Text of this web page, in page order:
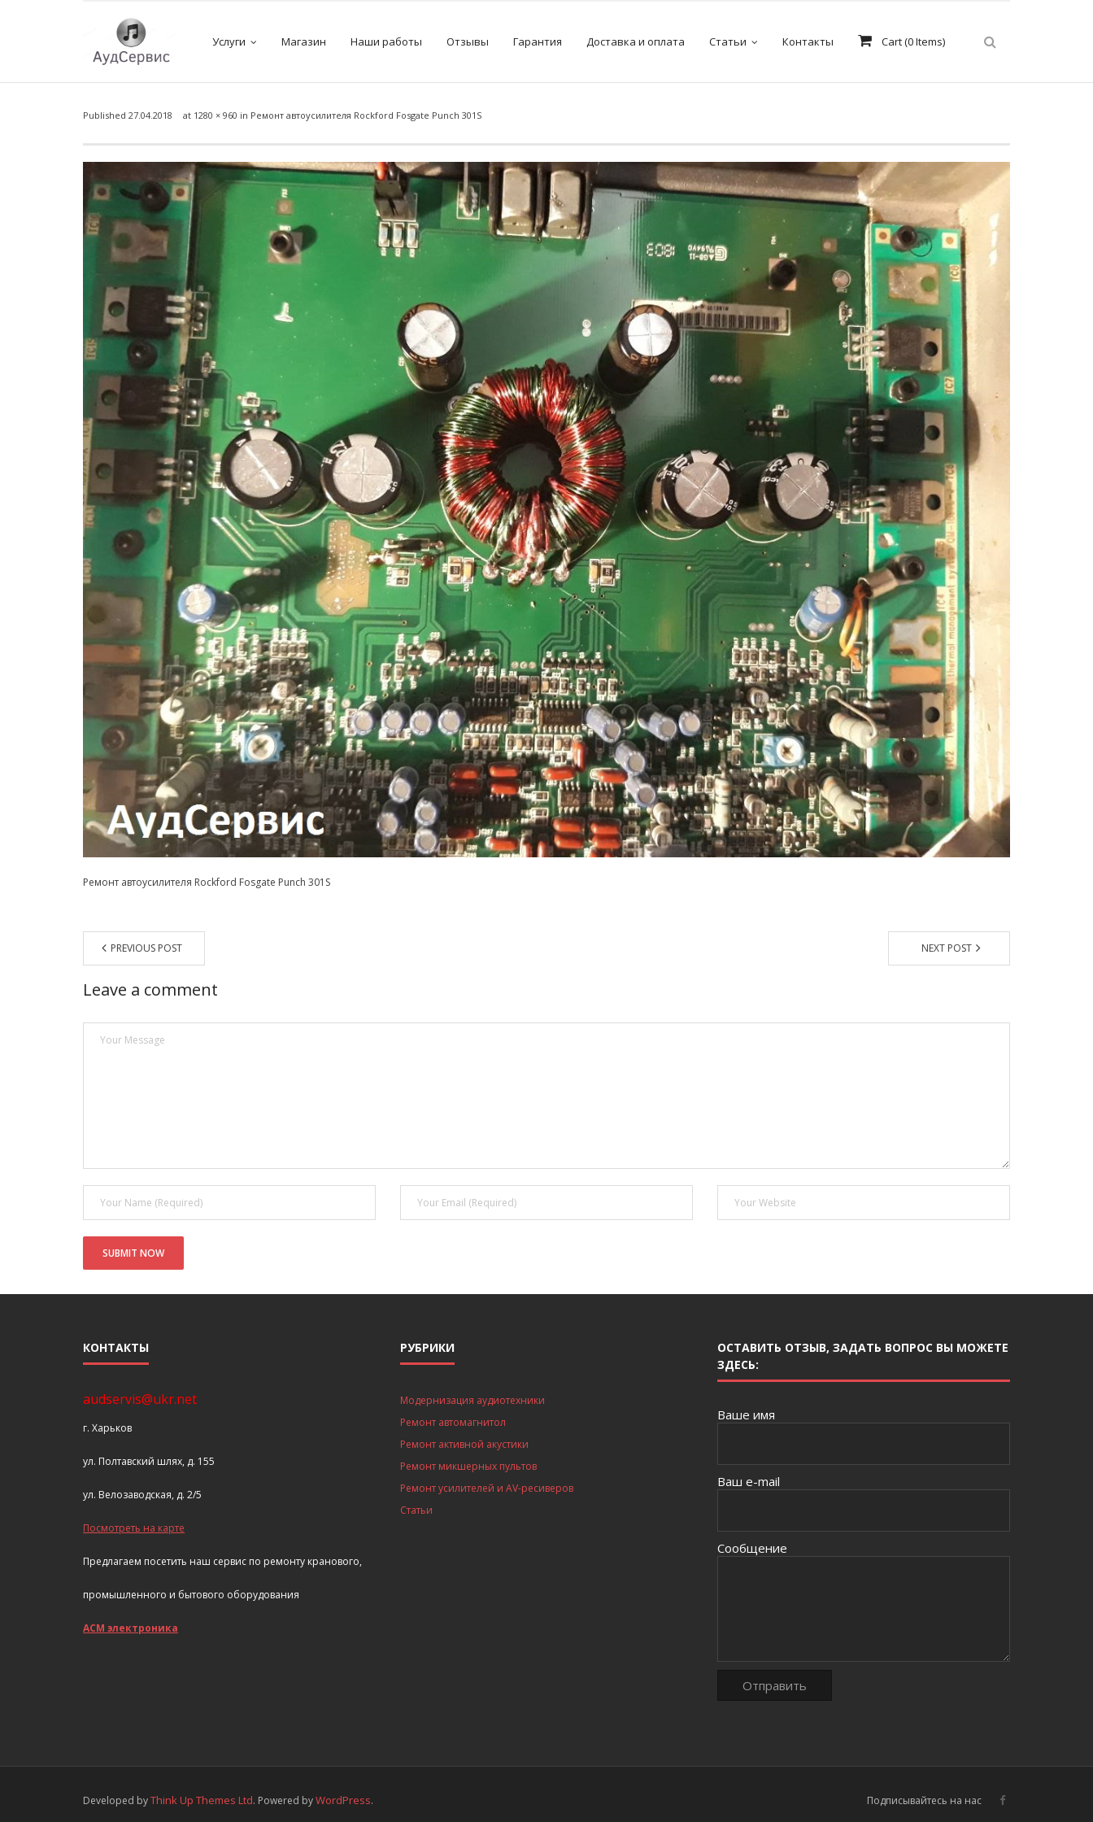
Услуги Магазин Наши работы Отзывы Гарантия Доставка и оплата Статьи Контакты Cart (0Items)
Published 27.04.2018 at 1280 × 960 in Ремонт автоусилителя Rockford Fosgate Punch 301S
Ремонт автоусилителя Rockford Fosgate Punch 301S
PREVIOUS POST NEXT POST
Leave a comment
КОНТАКТЫ
audservis@ukr.net
г. Харьков
ул. Полтавский шлях, д. 155
ул. Велозаводская, д. 2/5
Посмотреть на карте
Предлагаем посетить наш сервис по ремонту кранового,
промышленного и бытового оборудования
АСМ электроника
РУБРИКИ
Модернизация аудиотехники
Ремонт автомагнитол
Ремонт активной акустики
Ремонт микшерных пультов
Ремонт усилителей и AV-ресиверов
Статьи
ОСТАВИТЬ ОТЗЫВ, ЗАДАТЬ ВОПРОС ВЫ МОЖЕТЕ
ЗДЕСЬ:
Ваше имя
Ваш e-mail
Сообщение
Developed byThink Up Themes Ltd. Powered byWordPress. Подписывайтесь на нас